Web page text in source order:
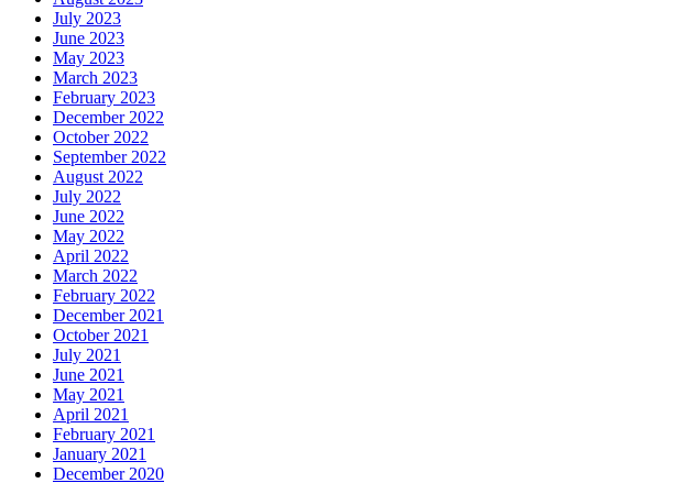
July 2023
June 2023
May 2023
March 2023
February 2023
December 2022
October 2022
September 2022
August 2022
July 2022
June 2022
May 2022
April 2022
March 2022
February 2022
December 2021
October 2021
July 2021
June 2021
May 2021
April 2021
February 2021
January 2021
December 2020